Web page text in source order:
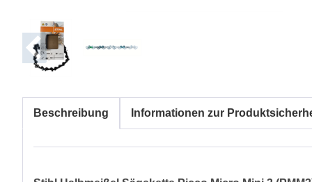
Beschreibung Informationen zur